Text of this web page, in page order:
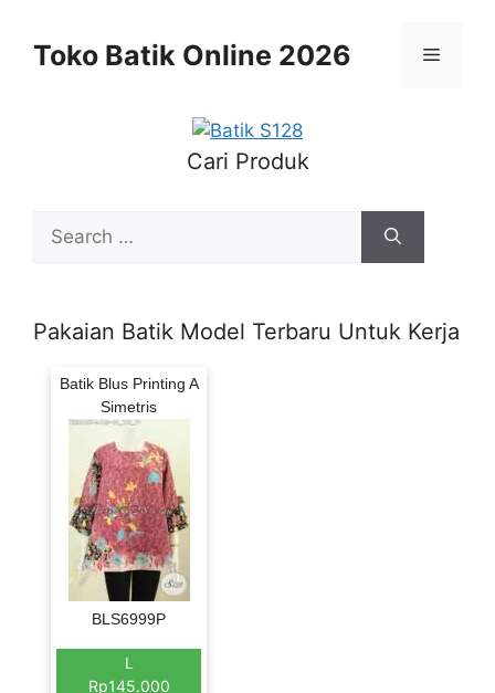
contentToko Batik Online 2026 Menu
Cari Produk
for:
Pakaian Batik Model Terbaru Untuk Kerja
Batik Blus Printing A
Simetris
BLS6999P
L
Rp145.000